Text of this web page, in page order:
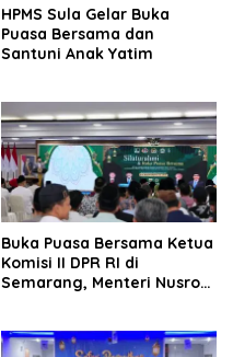
HPMS Sula Gelar Buka
Puasa Bersama dan
Santuni Anak Yatim
Buka Puasa Bersama Ketua
Komisi II DPR RI di
Semarang, Menteri Nusron